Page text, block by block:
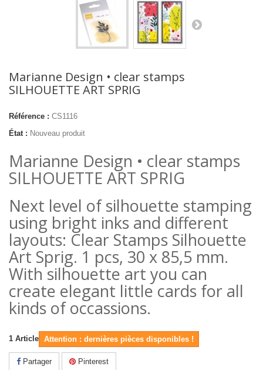
Marianne Design • clear stamps
SILHOUETTE ART SPRIG
Référence : CS1116
État : Nouveau produit
Marianne Design • clear stamps
SILHOUETTE ART SPRIG
Next level of silhouette stamping
using bright inks and different
layouts: Clear Stamps Silhouette
Art Sprig. 1 pcs, 30 x 85,5 mm.
With silhouette art you can
create elegant little cards for all
kinds of occassions.
1 Article Attention : dernières pièces disponibles !
Partager Pinterest